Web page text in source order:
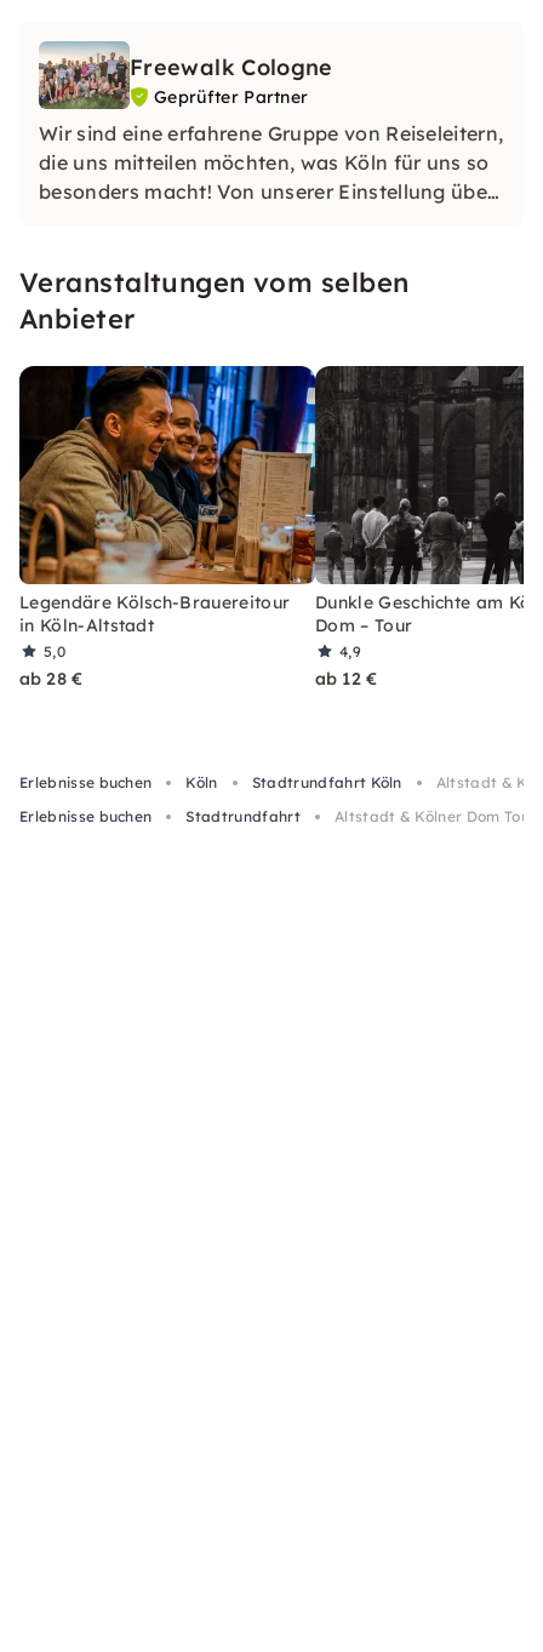
Freewalk Cologne
Geprüfter Partner
Wir sind eine erfahrene Gruppe von Reiseleitern,
die uns mitteilen möchten, was Köln für uns so
besonders macht! Von unserer Einstellung über
Köln wissen musst, sowie die verborgenen
Geschichten, die Köln so einzigartig machen.
Veranstaltungen vom selben
Anbieter
Legendäre Kölsch-Brauereitour
in Köln-Altstadt
5,0
ab 28 €
Dunkle Geschichte am
Dom – Tour
4,9
ab 12 €
Erlebnisse buchen Köln Stadtrundfahrt Köln
Altstadt &
Erlebnisse buchen
Stadtrundfahrt Altstadt & Kölner Dom Tour